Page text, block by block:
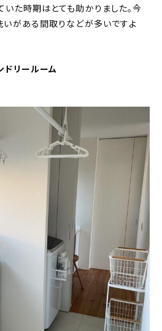
た時期はとても助かりました。今
いがある間取りなどが多いですよ
ドリールーム